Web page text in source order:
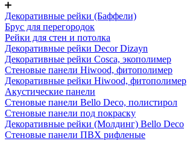
Декоративные рейки (Баффели)
Брус для перегородок
Рейки для стен и потолка
Декоративные рейки Decor Dizayn
Декоративные рейки Cosca, экополимер
Стеновые панели Hiwood, фитополимер
Декоративные рейки Hiwood, фитополимер
Акустические панели
Стеновые панели Bello Deco, полистирол
Стеновые панели под покраску
Декоративные рейки (Молдинг) Bello Deco
Стеновые панели ПВХ рифленые